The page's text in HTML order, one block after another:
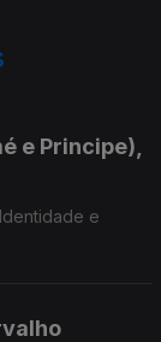
e Principe),
e